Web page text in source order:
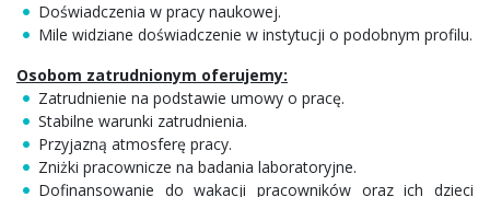
Doświadczenia w pracy naukowej.
Mile widziane doświadczenie w instytucji o podobnym profilu.
Osobom zatrudnionym oferujemy:
Zatrudnienie na podstawie umowy o pracę.
Stabilne warunki zatrudnienia.
Przyjazną atmosferę pracy.
Zniżki pracownicze na badania laboratoryjne.
Dofinansowanie do wakacji pracowników oraz ich dzieci